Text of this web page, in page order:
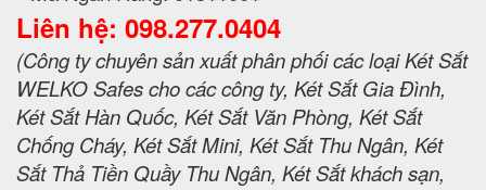
Liên hệ: 098.277.0404
(Công ty chuyên sản xuất phân phối các loại Két Sắt
WELKO Safes cho các công ty, Két Sắt Gia Đình,
Két Sắt Hàn Quốc, Két Sắt Văn Phòng, Két Sắt
Chống Cháy, Két Sắt Mini, Két Sắt Thu Ngân, Két
Sắt Thả Tiền Quầy Thu Ngân, Két Sắt khách sạn,